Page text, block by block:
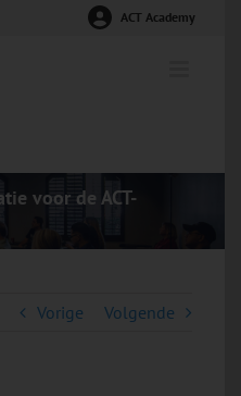
ACT Academy
voor de ACT-
Vorige Volgende